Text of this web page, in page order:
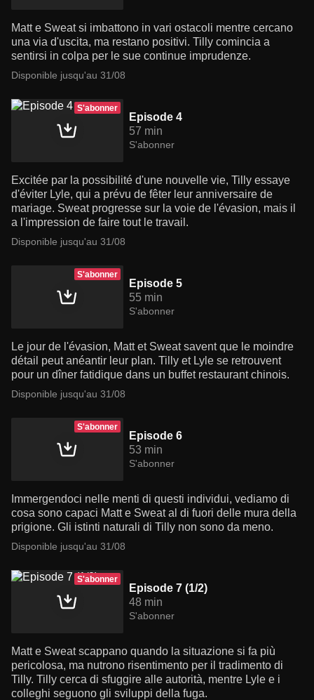
Matt e Sweat si imbattono in vari ostacoli mentre cercano
una via d'uscita, ma restano positivi. Tilly comincia a
sentirsi in colpa per le sue continue imprudenze.
Disponible jusqu'au 31/08
S'abonner
Episode 4
57 min
S'abonner
Excitée par la possibilité d'une nouvelle vie, Tilly essaye
d'éviter Lyle, qui a prévu de fêter leur anniversaire de
mariage. Sweat progresse sur la voie de l'évasion, mais il
a l'impression de faire tout le travail.
Disponible jusqu'au 31/08
S'abonner
Episode 5
55 min
S'abonner
Le jour de l'évasion, Matt et Sweat savent que le moindre
détail peut anéantir leur plan. Tilly et Lyle se retrouvent
pour un dîner fatidique dans un buffet restaurant chinois.
Disponible jusqu'au 31/08
S'abonner
Episode 6
53 min
S'abonner
Immergendoci nelle menti di questi individui, vediamo di
cosa sono capaci Matt e Sweat al di fuori delle mura della
prigione. Gli istinti naturali di Tilly non sono da meno.
Disponible jusqu'au 31/08
S'abonner
Episode 7 (1/2)
48 min
S'abonner
Matt e Sweat scappano quando la situazione si fa più
pericolosa, ma nutrono risentimento per il tradimento di
Tilly. Tilly cerca di sfuggire alle autorità, mentre Lyle e i
colleghi seguono gli sviluppi della fuga.